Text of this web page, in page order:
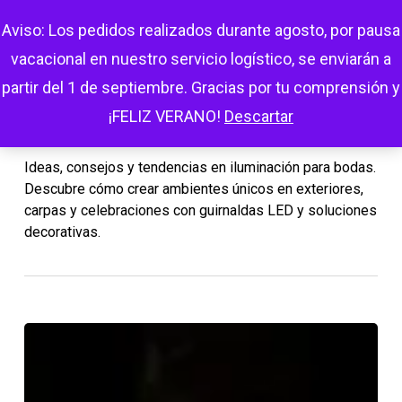
Aviso: Los pedidos realizados durante agosto, por pausa
vacacional en nuestro servicio logístico, se enviarán a
partir del 1 de septiembre. Gracias por tu comprensión y
¡FELIZ VERANO! Descartar
to
main
content
search account
Category
Iluminación Bodas
Ideas, consejos y tendencias en iluminación para bodas.
Descubre cómo crear ambientes únicos en exteriores,
carpas y celebraciones con guirnaldas LED y soluciones
decorativas.